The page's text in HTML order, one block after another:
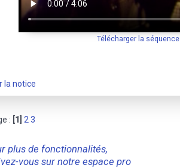
Télécharger la séquence
la notice
: [1] 2 3
plus de fonctionnalités,
vous sur notre espace pro